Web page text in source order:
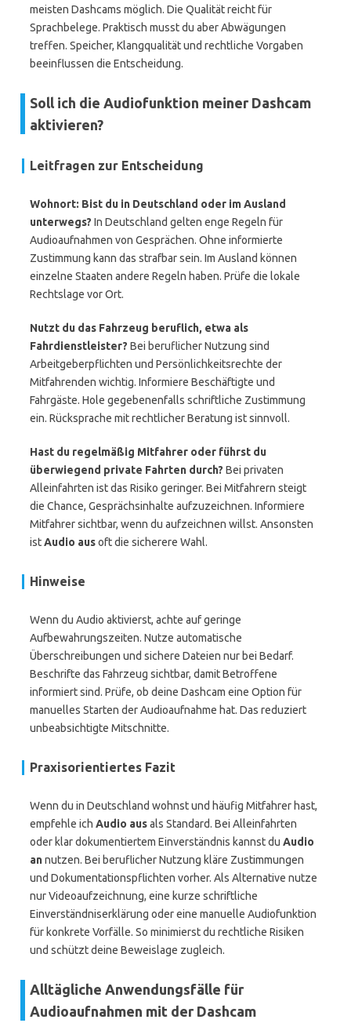
meisten Dashcams möglich. Die Qualität reicht für
Sprachbelege. Praktisch musst du aber Abwägungen
treffen. Speicher, Klangqualität und rechtliche Vorgaben
beeinflussen die Entscheidung.
Soll ich die Audiofunktion meiner Dashcam
aktivieren?
Leitfragen zur Entscheidung
Wohnort: Bist du in Deutschland oder im Ausland
unterwegs? In Deutschland gelten enge Regeln für
Audioaufnahmen von Gesprächen. Ohne informierte
Zustimmung kann das strafbar sein. Im Ausland können
einzelne Staaten andere Regeln haben. Prüfe die lokale
Rechtslage vor Ort.
Nutzt du das Fahrzeug beruflich, etwa als
Fahrdienstleister? Bei beruflicher Nutzung sind
Arbeitgeberpflichten und Persönlichkeitsrechte der
Mitfahrenden wichtig. Informiere Beschäftigte und
Fahrgäste. Hole gegebenenfalls schriftliche Zustimmung
ein. Rücksprache mit rechtlicher Beratung ist sinnvoll.
Hast du regelmäßig Mitfahrer oder führst du
überwiegend private Fahrten durch? Bei privaten
Alleinfahrten ist das Risiko geringer. Bei Mitfahrern steigt
die Chance, Gesprächsinhalte aufzuzeichnen. Informiere
Mitfahrer sichtbar, wenn du aufzeichnen willst. Ansonsten
istAudio ausoft die sicherere Wahl.
Hinweise
Wenn du Audio aktivierst, achte auf geringe
Aufbewahrungszeiten. Nutze automatische
Überschreibungen und sichere Dateien nur bei Bedarf.
Beschrifte das Fahrzeug sichtbar, damit Betroffene
informiert sind. Prüfe, ob deine Dashcam eine Option für
manuelles Starten der Audioaufnahme hat. Das reduziert
unbeabsichtigte Mitschnitte.
Praxisorientiertes Fazit
Wenn du in Deutschland wohnst und häufig Mitfahrer hast,
empfehle ich Audio ausals Standard. Bei Alleinfahrten
oder klar dokumentiertem Einverständnis kannst du Audio
annutzen. Bei beruflicher Nutzung kläre Zustimmungen
und Dokumentationspflichten vorher. Als Alternative nutze
nur Videoaufzeichnung, eine kurze schriftliche
Einverständniserklärung oder eine manuelle Audiofunktion
für konkrete Vorfälle. So minimierst du rechtliche Risiken
und schützt deine Beweislage zugleich.
Alltägliche Anwendungsfälle für
Audioaufnahmen mit der Dashcam